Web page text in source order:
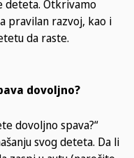
deteta. Otkrivamo
pravilan razvoj, kao i
da raste.
dovoljno?
dovoljno spava?“
svog deteta. Da li